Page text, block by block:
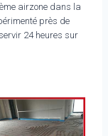
airzone dans la
près de
24 heures sur